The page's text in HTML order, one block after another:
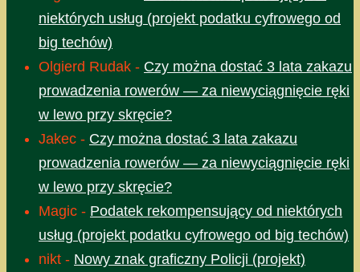
niektórych usług (projekt podatku cyfrowego od
big techów)
Olgierd Rudak - Czy można dostać 3 lata zakazu
prowadzenia rowerów — za niewyciągnięcie ręki
w lewo przy skręcie?
Jakec - Czy można dostać 3 lata zakazu
prowadzenia rowerów — za niewyciągnięcie ręki
w lewo przy skręcie?
Magic - Podatek rekompensujący od niektórych
usług (projekt podatku cyfrowego od big techów)
nikt - Nowy znak graficzny Policji (projekt)